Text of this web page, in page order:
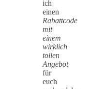
ich
einen
Rabattcode
mit
einem
wirklich
tollen
Angebot
für
euch